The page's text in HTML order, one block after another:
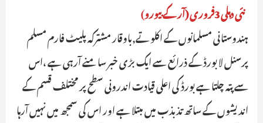
نئی دہلی 3فروری (آر کے بیورو
)
ہندوستانی مسلمانوں کے اکلوتے,باوقار مشترکہ پلیٹ فارم مسلم
پرسنل لا بورڈ کے ذرائع سے ایک بڑی خبر سامنے آرہی ہے ،اس
سے پتہ چلتا ہے بورڈ کی اعلی قیادت اندرونی سطح پر مختلف قسم کے
اندیشوں کے ساتھ تذبذب میں مبتلا ہے اور اس کی سمجھ میں نہیں آرہا